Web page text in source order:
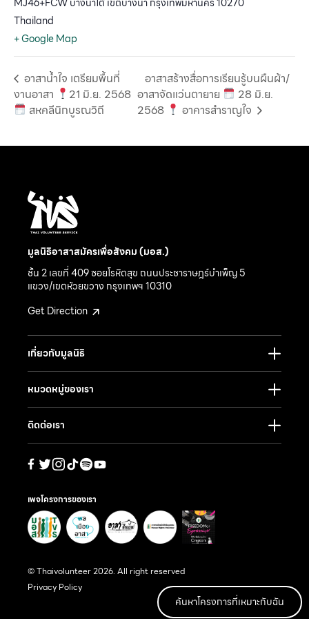
Thailand
+ Google Map
อาสาน้ำใจ เตรียมพื้นที่
งานอาสา
21 มิ.ย. 2568
สหคลีนิกบูรณวิถี
อาสาสร้างสื่อการเรียนรู้บนผืนผ้า/
อาสาจัดแว่นตายาย
28 มิ.ย.
2568
อาคารสำราญใจ
มูลนิธิอาสาสมัครเพื่อสังคม (มอส.)
ชั้น 2 เลขที่ 409 ซอยโรหิตสุข ถนนประชาราษฎร์บำเพ็ญ 5
แขวง/เขตห้วยขวาง กรุงเทพฯ 10310
Get Direction
เกี่ยวกับมูลนิธิ
หมวดหมู่ของเรา
ติดต่อเรา
เพจโครงการของเรา
© Thaivolunteer 2026. All right reserved
Privacy Policy
ค้นหาโครงการที่เหมาะกับฉัน